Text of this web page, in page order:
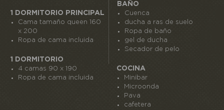
1 DORMITORIO PRINCIPAL
Cama tamaño queen 160
x 200
Ropa de cama incluida
1 DORMITORIO
4 camas 90 x 190
Ropa de cama incluida
BAÑO
Cuenca
ducha a ras de suelo
Ropa de baño
gel de ducha
Secador de pelo
COCINA
Minibar
Microonda
Pava
cafetera